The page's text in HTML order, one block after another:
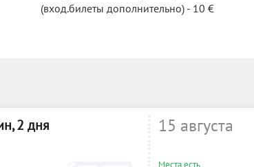
(вход.билеты дополнительно) - 10 €
2 дня 15 августа